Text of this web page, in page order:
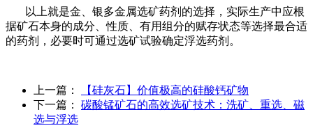
以上就是金、银多金属选矿药剂的选择，实际生产中应根
据矿石本身的成分、性质、有用组分的赋存状态等选择最合适
的药剂，必要时可通过选矿试验确定浮选药剂。
上一篇：
【硅灰石】价值极高的硅酸钙矿物
下一篇： 碳酸锰矿石的高效选矿技术：洗矿、重选、磁
选与浮选